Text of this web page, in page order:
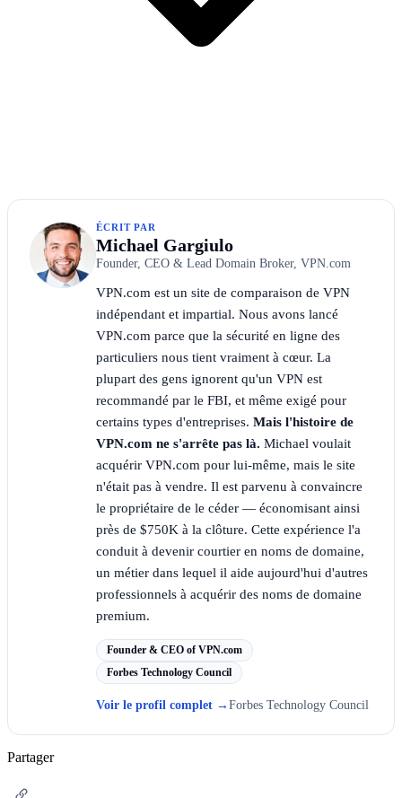
ÉCRIT PAR
Michael Gargiulo
Founder, CEO & Lead Domain Broker, VPN.com
VPN.com est un site de comparaison de VPN
indépendant et impartial. Nous avons lancé
VPN.com parce que la sécurité en ligne des
particuliers nous tient vraiment à cœur. La
plupart des gens ignorent qu'un VPN est
recommandé par le FBI, et même exigé pour
certains types d'entreprises. Mais l'histoire de
VPN.com ne s'arrête pas là. Michael voulait
acquérir VPN.com pour lui-même, mais le site
n'était pas à vendre. Il est parvenu à convaincre
le propriétaire de le céder — économisant ainsi
près de $750K à la clôture. Cette expérience l'a
conduit à devenir courtier en noms de domaine,
un métier dans lequel il aide aujourd'hui d'autres
professionnels à acquérir des noms de domaine
premium.
Founder & CEO of VPN.com
Forbes Technology Council
Voir le profil complet → Forbes Technology Council
Partager